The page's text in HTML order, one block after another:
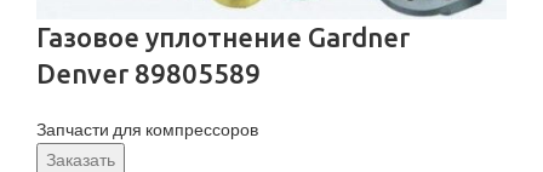
Газовое уплотнение Gardner
Denver 89805589
Запчасти для компрессоров
Заказать